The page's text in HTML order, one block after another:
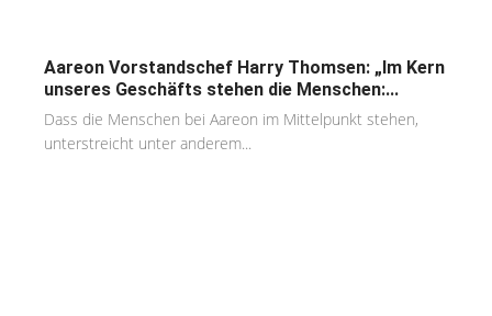
Aareon Vorstandschef Harry Thomsen: „Im Kern
unseres Geschäfts stehen die Menschen:...
Dass die Menschen bei Aareon im Mittelpunkt stehen,
unterstreicht unter anderem...